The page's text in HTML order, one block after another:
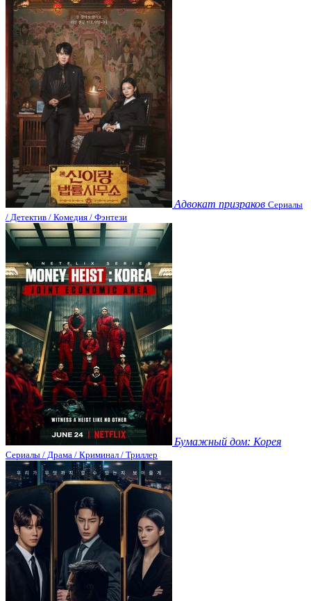
Адвокат призраков Сериалы
/ Детектив / Комедия / Фэнтези
Бумажный дом: Корея
Сериалы / Драма / Криминал / Триллер